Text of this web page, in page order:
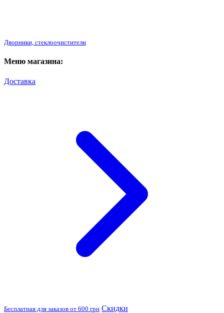
Дворники, стеклоочистители
Меню магазина:
Доставка
Бесплатная для заказов от 600 грн Скидки